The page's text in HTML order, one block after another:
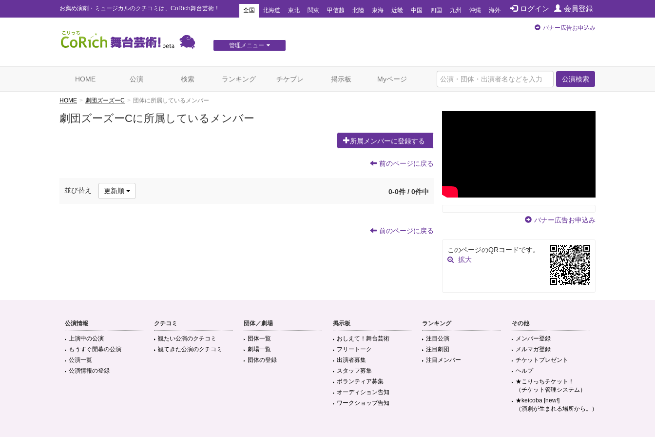
お薦め演劇・ミュージカルのクチコミは、CoRich舞台芸術！ ログイン 会員登録
全国 北海道 東北 関東 甲信越 北陸 東海 近畿 中国 四国 九州 沖縄 海外
管理メニュー
バナー広告お申込み
公演検索
HOME 公演 検索 ランキング チケプレ 掲示板 Myページ
HOME 劇団ズーズーC 団体に所属しているメンバー
劇団ズーズーCに所属しているメンバー
所属メンバーに登録する
前のページに戻る
並び替え 更新順 0-0件 / 0件中
前のページに戻る
バナー広告お申込み
このページのQRコードです。
拡大
公演情報
上演中の公演
もうすぐ開幕の公演
公演一覧
公演情報の登録
クチコミ
観たい公演のクチコミ
観てきた公演のクチコミ
団体／劇場
団体一覧
劇場一覧
団体の登録
掲示板
おしえて！舞台芸術
フリートーク
出演者募集
スタッフ募集
ボランティア募集
オーディション告知
ワークショップ告知
ランキング
注目公演
注目劇団
注目メンバー
その他
メンバー登録
メルマガ登録
チケットプレゼント
ヘルプ
★こりっちチケット！
（チケット管理システム）
★keicoba [new!]
（演劇が生まれる場所から。）